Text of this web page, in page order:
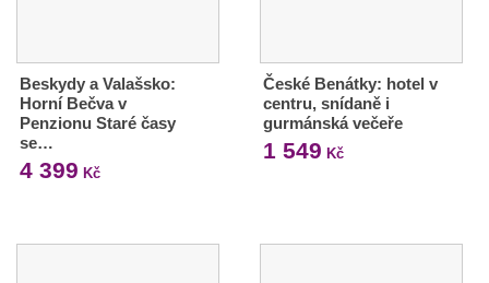
Beskydy a Valašsko:
Horní Bečva v
Penzionu Staré časy
se…
4 399 Kč
České Benátky: hotel v
centru, snídaně i
gurmánská večeře
1 549 Kč